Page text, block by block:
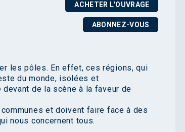
ACHETER L'OUVRAGE
ABONNEZ-VOUS
les pôles. En effet, ces régions, qui
du monde, isolées et
de la scène à la faveur de
et doivent faire face à des
nous concernent tous.